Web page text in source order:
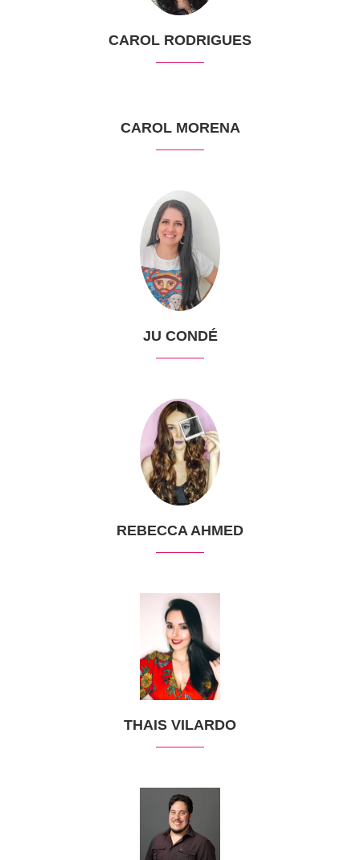
CAROL RODRIGUES
CAROL MORENA
JU CONDÉ
REBECCA AHMED
THAIS VILARDO